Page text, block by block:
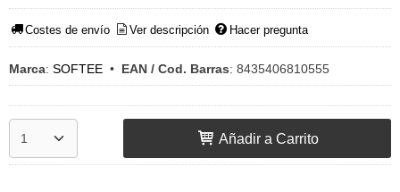
Costes de envío Ver descripción Hacer pregunta
Marca: SOFTEE • EAN / Cod. Barras: 8435406810555
Añadir a Carrito